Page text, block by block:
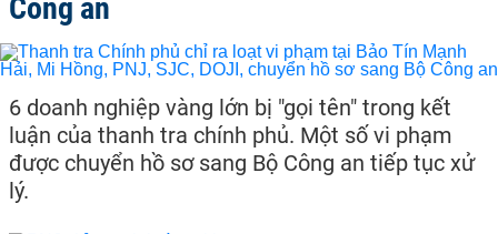
Công an
6 doanh nghiệp vàng lớn bị "gọi tên" trong kết
luận của thanh tra chính phủ. Một số vi phạm
được chuyển hồ sơ sang Bộ Công an tiếp tục xử
lý.